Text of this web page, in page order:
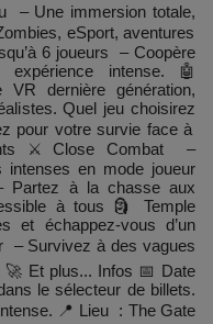
– Une immersion totale,
eSport, aventures
6 joueurs – Coopère
intense. 🤖
dernière génération,
Quel jeu choisirez
pour votre survie face à
⚔ Close Combat –
en mode joueur
à la chasse aux
à tous 🗿 Temple
échappez-vous d’un
– Survivez à des vagues
🚀 Et plus... Infos 📅 Date
le sélecteur de billets.
📍 Lieu : The Gate